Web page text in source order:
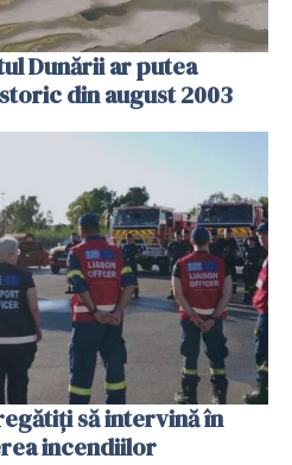
Dunării ar putea
din august 2003
să intervină în
incendiilor